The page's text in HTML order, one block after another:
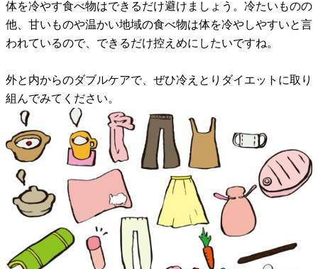
体を冷やす食べ物はできるだけ避けましょう。冷たいものの
他、甘いものや温かい地域の食べ物は体を冷やしやすいと言
われているので、できるだけ控えめにしたいですね。
外と内からのダブルケアで、ぜひ冷えとりダイエットに取り
組んでみてください。